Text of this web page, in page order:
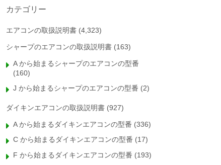
カテゴリー
エアコンの取扱説明書 (4,323)
シャープのエアコンの取扱説明書 (163)
A から始まるシャープのエアコンの型番
(160)
J から始まるシャープのエアコンの型番 (2)
ダイキンエアコンの取扱説明書 (927)
A から始まるダイキンエアコンの型番 (336)
C から始まるダイキンエアコンの型番 (17)
F から始まるダイキンエアコンの型番 (193)